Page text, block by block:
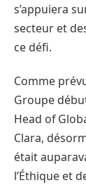
s’appuiera
secteur et
ce défi.
Comme
Groupe
Head of
Clara,
était
l’Éthique et